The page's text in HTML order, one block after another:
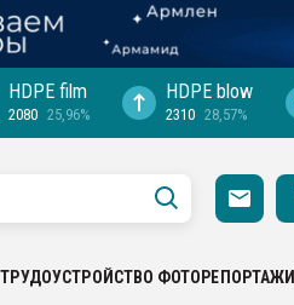
HDPE film
2080 25,96%
HDPE blow
2310 28,57%
ТРУДОУСТРОЙСТВО ФОТОРЕПОРТАЖИ